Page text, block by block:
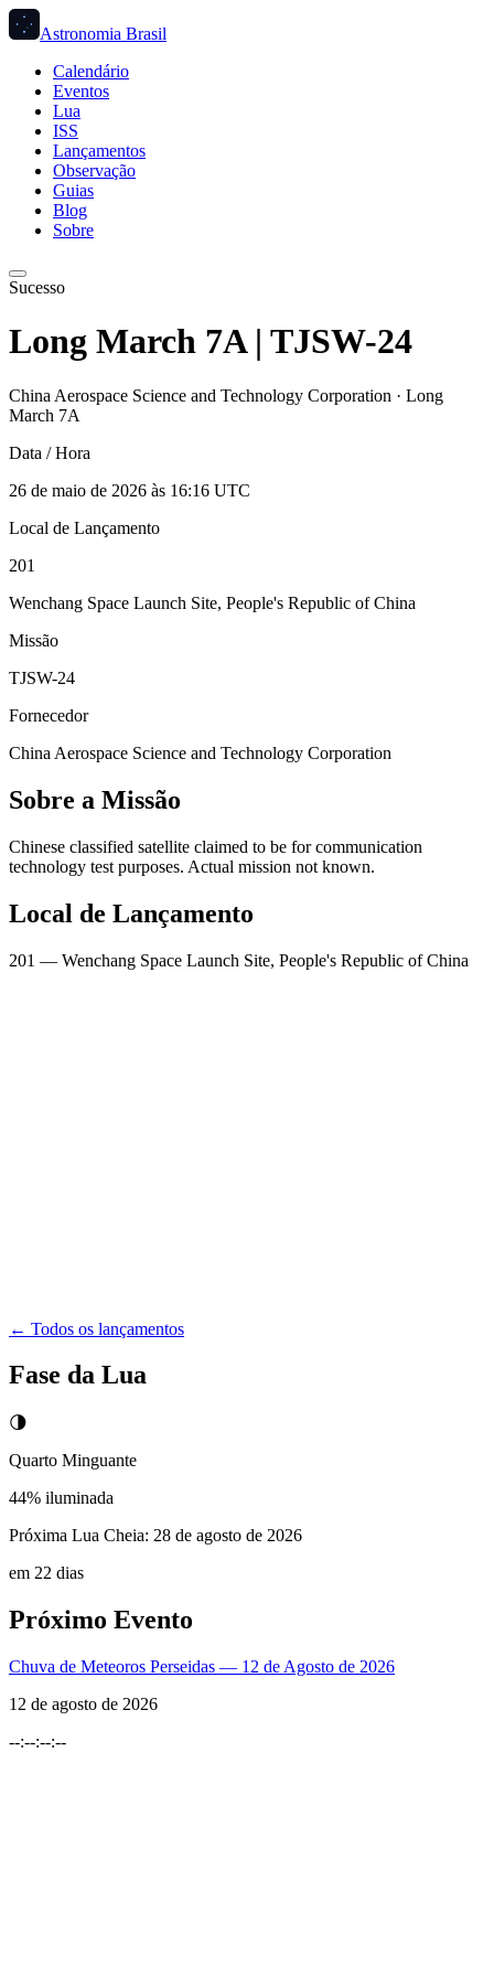
Astronomia Brasil
Calendário
Eventos
Lua
ISS
Lançamentos
Observação
Guias
Blog
Sobre
Sucesso
Long March 7A | TJSW-24
China Aerospace Science and Technology Corporation · Long
March 7A
Data / Hora
26 de maio de 2026 às 16:16 UTC
Local de Lançamento
201
Wenchang Space Launch Site, People's Republic of China
Missão
TJSW-24
Fornecedor
China Aerospace Science and Technology Corporation
Sobre a Missão
Chinese classified satellite claimed to be for communication
technology test purposes. Actual mission not known.
Local de Lançamento
201 — Wenchang Space Launch Site, People's Republic of China
← Todos os lançamentos
Fase da Lua
🌗
Quarto Minguante
44% iluminada
Próxima Lua Cheia: 28 de agosto de 2026
em 22 dias
Próximo Evento
Chuva de Meteoros Perseidas — 12 de Agosto de 2026
12 de agosto de 2026
--:--:--:--